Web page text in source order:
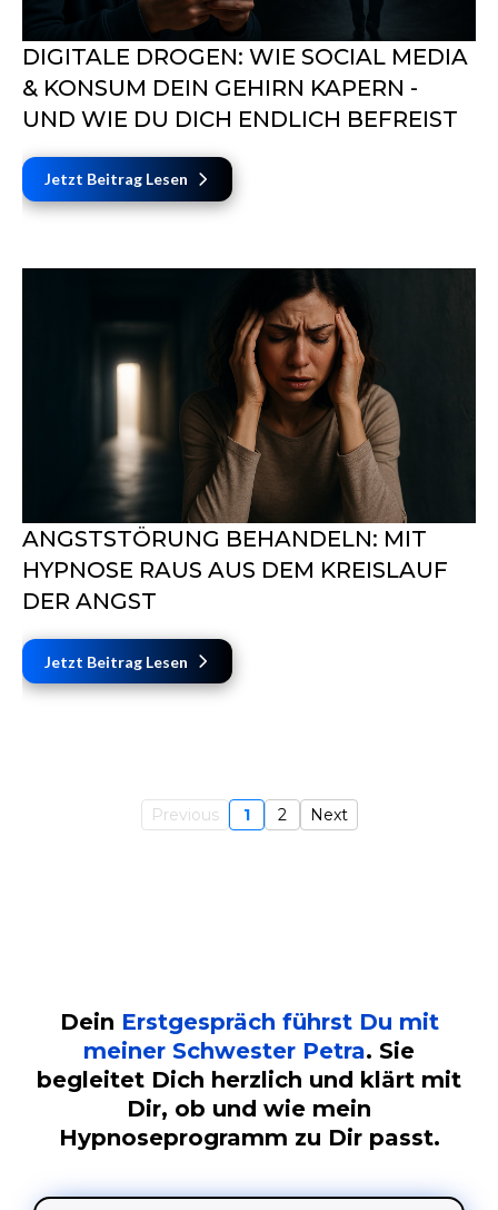
DIGITALE DROGEN: WIE SOCIAL MEDIA
& KONSUM DEIN GEHIRN KAPERN -
UND WIE DU DICH ENDLICH BEFREIST
Jetzt Beitrag Lesen
ANGSTSTÖRUNG BEHANDELN: MIT
HYPNOSE RAUS AUS DEM KREISLAUF
DER ANGST
Jetzt Beitrag Lesen
Previous 1 2 Next
Dein Erstgespräch führst Du mit
meiner Schwester Petra. Sie
begleitet Dich herzlich und klärt mit
Dir, ob und wie mein
Hypnoseprogramm zu Dir passt.